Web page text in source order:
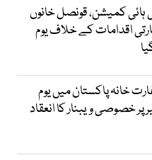
ہائی کمیشن، قونصل خانوں
اقدامات کے خلاف یوم
خانہ پاکستان میں یوم
خصوصی ویبنار کا انعقاد